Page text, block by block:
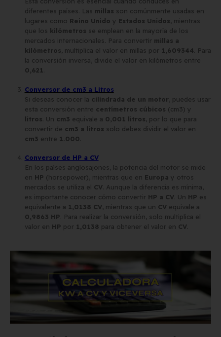
diferentes países. Las millas son comúnmente usadas en
lugares como Reino Unido y Estados Unidos , mientras
que los kilómetros se emplean en la mayoría de los
mercados internacionales. Para convertir millas a
kilómetros , multiplica el valor en millas por 1,609344 . Para
la conversión inversa, divide el valor en kilómetros entre
0,621
Conversor de cm3 a Litros
Si deseas conocer la cilindrada de un motor
, puedes usar
esta conversión entre centímetros cúbicos (cm3) y
litros . Un cm3 equivale a 0,001 litros , por lo que para
convertir de cm3 a litros solo debes dividir el valor en
cm3 entre 1.000
Conversor de HP a CV
En los países anglosajones, la potencia del motor se mide
en HP (horsepower), mientras que en Europa y otros
mercados se utiliza el CV. Aunque la diferencia es mínima,
es importante conocer cómo convertir HP a CV. Un HP es
equivalente a 1,0138 CV, mientras que un CVequivale a
0,9863 HP . Para realizar la conversión, solo multiplica el
valor en HP por 1,0138 para obtener el valor en CV.